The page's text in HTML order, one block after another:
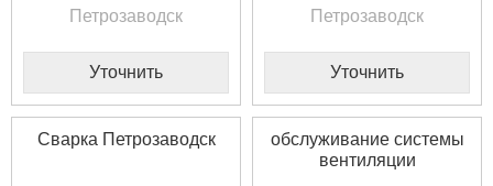
Петрозаводск
Уточнить
Петрозаводск
Уточнить
Сварка Петрозаводск
обслуживание системы
вентиляции